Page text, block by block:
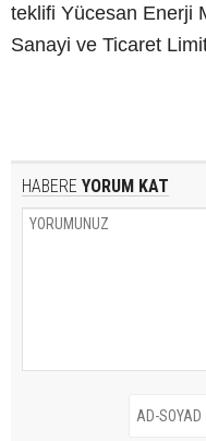
teklifi Yücesan Enerji
Sanayi ve Ticaret
HABERE YORUM KAT